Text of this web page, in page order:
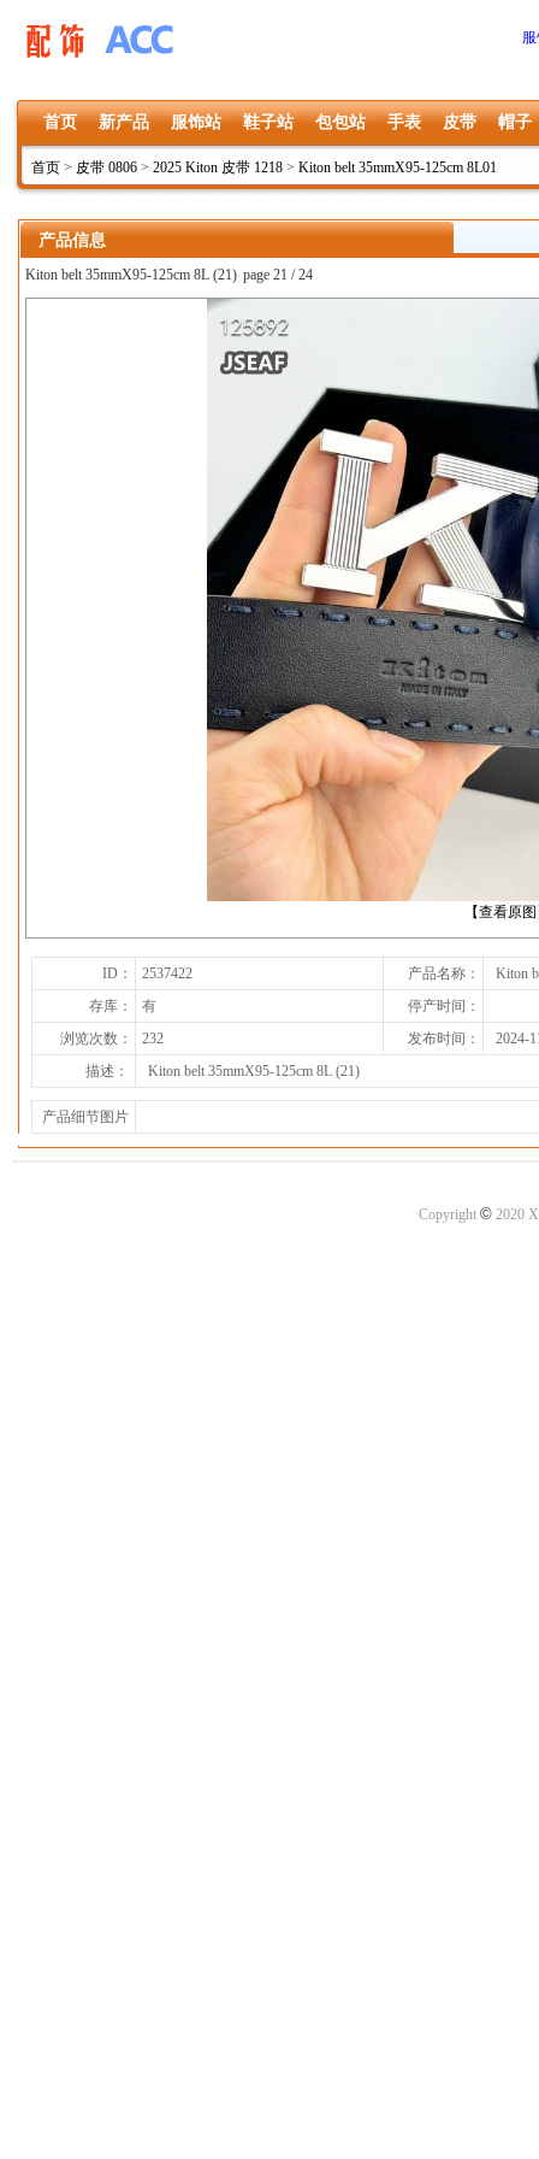
首页 新产品 服饰站 鞋子站 包包站 手表 皮带 帽子
首页 > 皮带 0806 > 2025 Kiton 皮带 1218 > Kiton belt 35mmX95-125cm 8L01
产品信息
Kiton belt 35mmX95-125cm 8L (21) page 21 / 24
【查看原
ID： 2537422 产品名称：
Kiton
存库：
有
停产时间：
浏览次数：
232 发布时间：
2024-
描述：
Kiton belt 35mmX95-125cm 8L (21)
产品细节图片
Copyright ©2020